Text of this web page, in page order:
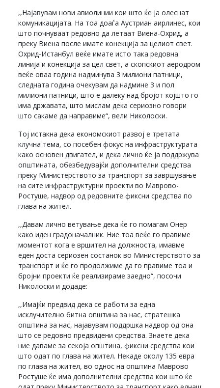
,,Најавувам нови авиолинии кои што ќе ја олеснат
комуникацијата. На тоа доаѓа Аустриан аирлинес, кои
што почнуваат редовно да летаат Виена-Охрид, а
преку Виена после имате конекција за целиот свет.
Охрид-Истанбул веќе имате исто така редовна
линија и конекција за цел свет, а скопскиот аеродром
веќе оваа година надминува 3 милиони патници,
следната година очекувам да надмине 3 и пол
милиони патници, што е далеку над бројот којшто го
има државата, што мислам дека сериозно говори
што сакаме да направиме“, вели Николоски.
Тој истакна дека економскиот развој е третата
клучна тема, со посебен фокус на инфраструктурата
како основен двигател, и дека лично ќе ја поддржува
општината, обезбедувајќи дополнителни средства
преку Министерството за транспорт за завршување
на сите инфраструктурни проекти во Маврово-
Ростуше, надвор од редовните фиксни средства по
глава на жител.
,,Давам лично ветување дека ќе го помагам Онер
како иден градоначалник. Ние тоа веќе го правиме
моментот кога е вршител на должноста, имавме
еден доста сериозен состанок во Министерството за
транспорт и ќе го продолжиме да го правиме тоа и
бројни проекти ќе реализираме заедно“, посочи
Николоски и додаде:
,,Имајќи предвид дека се работи за една
исклучително битна општина за нас, стратешка
општина за нас, најавувам поддршка надвор од она
што се редовно предвидени средства. Знаете дека
ние даваме за секоја општина, фиксни средства кои
што одат по глава на жител. Некаде околу 135 евра
по глава на жител, во однос на општина Маврово
Ростуше ќе има дополнителни средства кои што ќе